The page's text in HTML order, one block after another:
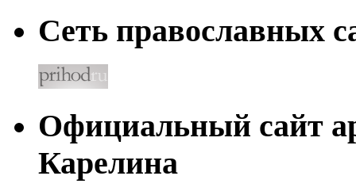
Сеть православных
Официальный сайт
Карелина